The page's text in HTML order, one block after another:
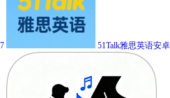
7 51Talk雅思英语安